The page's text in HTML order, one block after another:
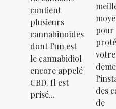
contient
plusieurs
cannabinoïdes
dont l’un est
le cannabidiol
encore appelé
CBD. Il est
prisé...
pour
votre
des
de